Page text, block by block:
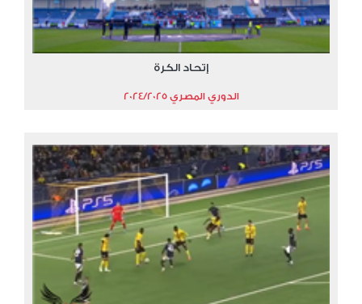
إتحاد الكرة
الدوري المصري 2024/2025